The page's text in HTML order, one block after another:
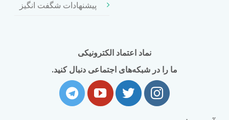
پیشنهادات شگفت انگیز
نماد اعتماد الکترونیکی
ما را در شبکه‌های اجتماعی دنبال کنید.